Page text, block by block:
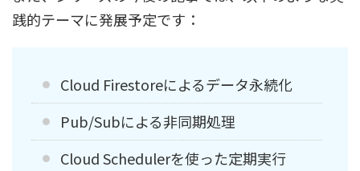
践的テーマに発展予定です：
Cloud Firestoreによるデータ永続化
Pub/Subによる非同期処理
Cloud Schedulerを使った定期実行